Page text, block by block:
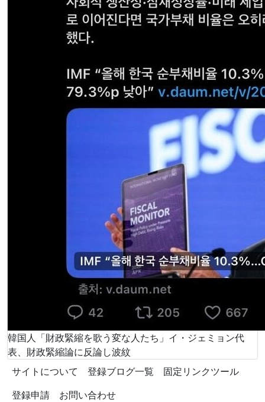
韓国人「財政緊縮を歌う変な人たち」イ・ジェミョン代
表、財政緊縮論に反論し波紋
サイトについて
登録ブログ一覧
固定リンクツール
登録申請
お問い合わせ